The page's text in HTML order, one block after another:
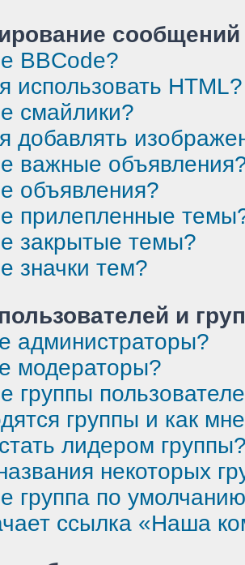
BBCode?
использовать HTML?
смайлики?
добавлять
важные
объявления?
прилепленные
закрытые темы?
значки тем?
и
администраторы?
модераторы?
группы
группы и как
лидером
некоторых
группа по
ссылка «Наша